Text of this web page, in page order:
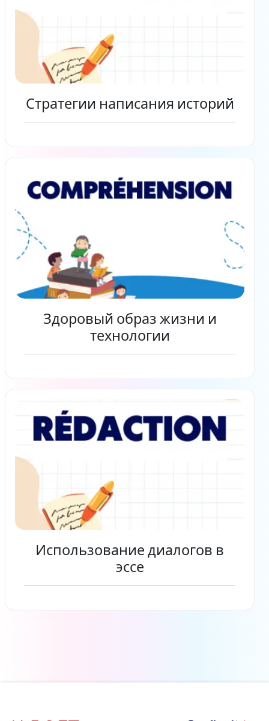
Стратегии написания историй
Здоровый образ жизни и
технологии
Использование диалогов в
эссе